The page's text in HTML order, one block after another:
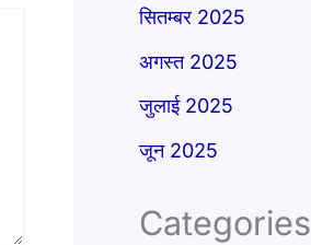
सितम्बर 2025
अगस्त 2025
जुलाई 2025
जून 2025
Categories